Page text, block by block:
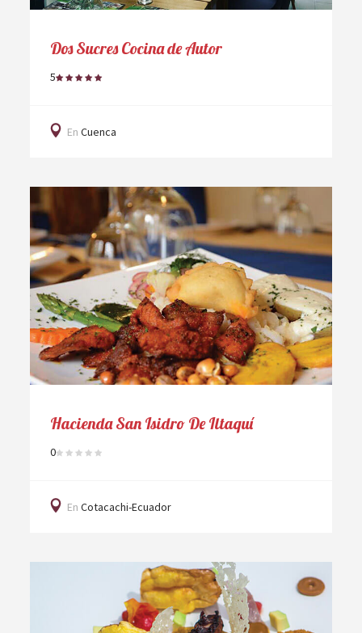
Dos Sucres Cocina de Autor
5
En Cuenca
Hacienda San Isidro De Iltaquí
0
En Cotacachi-Ecuador